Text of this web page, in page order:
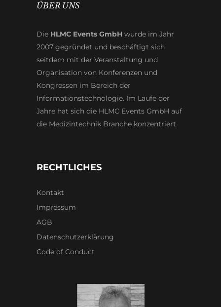
ÜBER UNS
Die HLMC Events GmbH wurde im Jahr
2007 gegründet und beschäftigt sich
seitdem mit der Veranstaltung und
Organisation von Konferenzen und
Kongressen im Bereich der
Informationstechnologie. Im Laufe der
Jahre hat sich die HLMC Events GmbH auf
die Medizintechnik Branche konzentriert.
RECHTLICHES
Kontakt
Impressum
AGB
Datenschutzerklärung
Code of Conduct